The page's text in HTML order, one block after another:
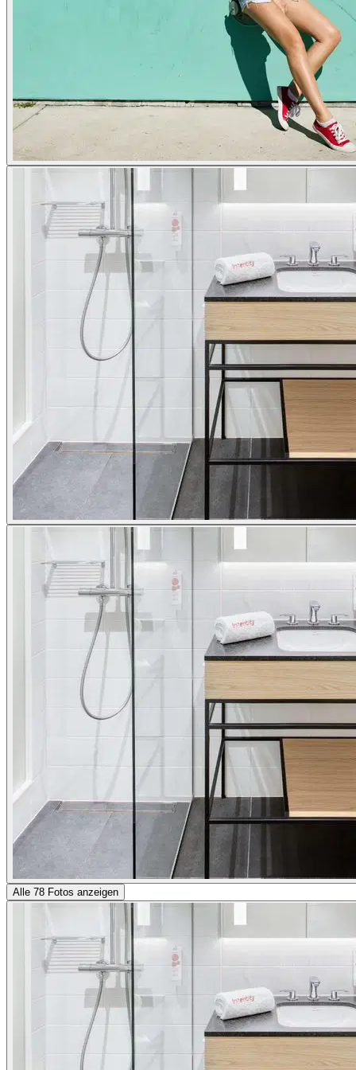
Alle 78 Fotos anzeigen